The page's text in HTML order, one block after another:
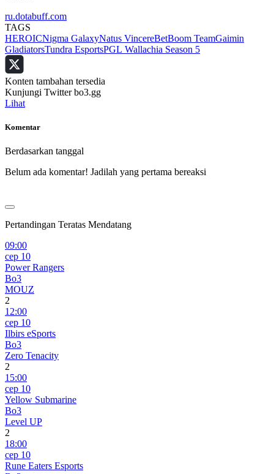
ru.dotabuff.com
TAGS
HEROICNigma GalaxyNatus VincereBetBoom TeamGaimin
GladiatorsTundra EsportsPGL Wallachia Season 5
Konten tambahan tersedia
Kunjungi Twitter bo3.gg
Lihat
Komentar
Berdasarkan tanggal
Belum ada komentar! Jadilah yang pertama bereaksi
Pertandingan Teratas Mendatang
09:00
сер 10
Power Rangers
Bo3
MOUZ
2
12:00
сер 10
Ilbirs eSports
Bo3
Zero Tenacity
2
15:00
сер 10
Yellow Submarine
Bo3
Level UP
2
18:00
сер 10
Rune Eaters Esports